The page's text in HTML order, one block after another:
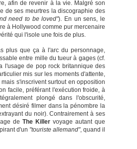
afin de revenir à la vie. Malgré son
de ses meurtres la discographie des
need to be loved"). En un sens, le
à Hollywood comme pur mercenaire
qui l'isole une fois de plus.
plus que ça à l'arc du personnage,
entre mille du tueur à gages (cf.
l'usage de pop rock britannique des
mis sur les moments d'attente,
mais s'inscrivent surtout en opposition
facile, préférant l'exécution froide, à
plongé dans l'obscurité,
désiré filmer dans la pénombre la
du noir). Contrairement à ses
de The Killervoyage autant que
d'un "touriste allemand", quand il